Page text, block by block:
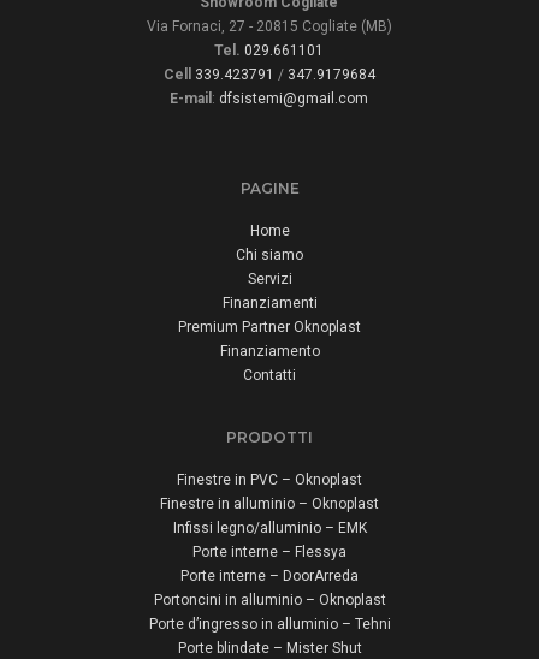
Via Fornaci, 27 - 20815 Cogliate (MB)
Tel. 029.661101
Cell
339.423791 / 347.9179684
E-mail : dfsistemi@gmail.com
PAGINE
Home
Chi siamo
Servizi
Finanziamenti
Premium Partner Oknoplast
Finanziamento
Contatti
PRODOTTI
Finestre in PVC – Oknoplast
Finestre in alluminio – Oknoplast
Infissi legno/alluminio – EMK
Porte interne – Flessya
Porte interne – DoorArreda
Portoncini in alluminio – Oknoplast
Porte d’ingresso in alluminio – Tehni
Porte blindate – Mister Shut